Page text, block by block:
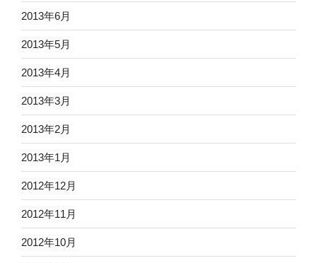
2013年6月
2013年5月
2013年4月
2013年3月
2013年2月
2013年1月
2012年12月
2012年11月
2012年10月